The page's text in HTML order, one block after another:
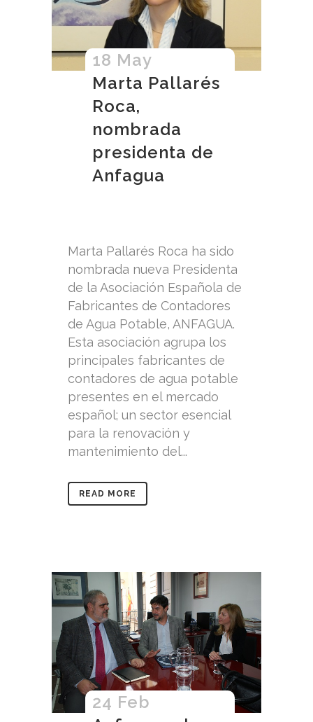
18 May
Marta Pallarés
Roca,
nombrada
presidenta de
Anfagua
Marta Pallarés Roca ha sido
nombrada nueva Presidenta
de la Asociación Española de
Fabricantes de Contadores
de Agua Potable, ANFAGUA.
Esta asociación agrupa los
principales fabricantes de
contadores de agua potable
presentes en el mercado
español; un sector esencial
para la renovación y
mantenimiento del...
READ MORE
24 Feb